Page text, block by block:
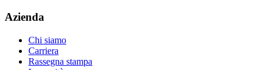
Azienda
Chi siamo
Carriera
Rassegna stampa